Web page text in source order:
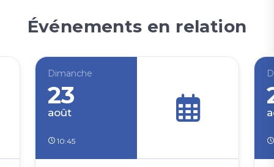
Événements en relation
Dimanche
23
août
10:45